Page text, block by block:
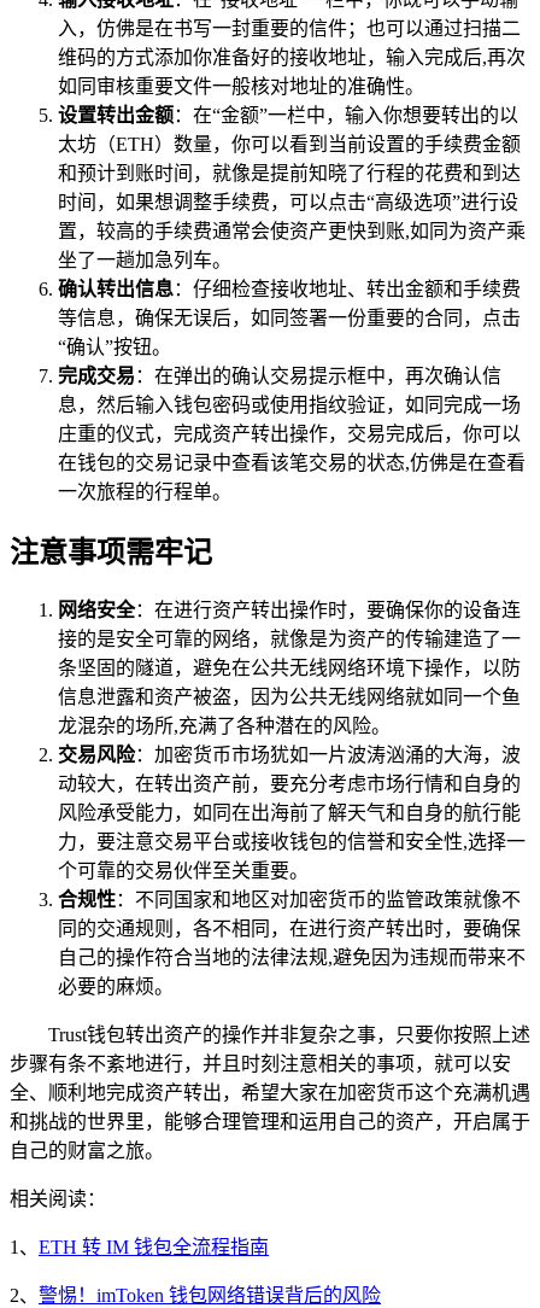
入，仿佛是在书写一封重要的信件；也可以通过扫描二
维码的方式添加你准备好的接收地址，输入完成后,再次
如同审核重要文件一般核对地址的准确性。
设置转出金额：在“金额”一栏中，输入你想要转出的以
太坊（ETH）数量，你可以看到当前设置的手续费金额
和预计到账时间，就像是提前知晓了行程的花费和到达
时间，如果想调整手续费，可以点击“高级选项”进行设
置，较高的手续费通常会使资产更快到账,如同为资产乘
坐了一趟加急列车。
确认转出信息：仔细检查接收地址、转出金额和手续费
等信息，确保无误后，如同签署一份重要的合同，点击
“确认”按钮。
完成交易 ：在弹出的确认交易提示框中，再次确认信
息，然后输入钱包密码或使用指纹验证，如同完成一场
庄重的仪式，完成资产转出操作，交易完成后，你可以
在钱包的交易记录中查看该笔交易的状态,仿佛是在查看
一次旅程的行程单。
注意事项需牢记
网络安全：在进行资产转出操作时，要确保你的设备连
接的是安全可靠的网络，就像是为资产的传输建造了一
条坚固的隧道，避免在公共无线网络环境下操作，以防
信息泄露和资产被盗，因为公共无线网络就如同一个鱼
龙混杂的场所,充满了各种潜在的风险。
交易风险：加密货币市场犹如一片波涛汹涌的大海，波
动较大，在转出资产前，要充分考虑市场行情和自身的
风险承受能力，如同在出海前了解天气和自身的航行能
力，要注意交易平台或接收钱包的信誉和安全性,选择一
个可靠的交易伙伴至关重要。
合规性：不同国家和地区对加密货币的监管政策就像不
同的交通规则，各不相同，在进行资产转出时，要确保
自己的操作符合当地的法律法规,避免因为违规而带来不
必要的麻烦。
Trust钱包转出资产的操作并非复杂之事，只要你按照上述
步骤有条不紊地进行，并且时刻注意相关的事项，就可以安
全、顺利地完成资产转出，希望大家在加密货币这个充满机遇
和挑战的世界里，能够合理管理和运用自己的资产，开启属于
自己的财富之旅。
相关阅读：
1、 ETH 转 IM 钱包全流程指南
2、 警惕！imToken 钱包网络错误背后的风险